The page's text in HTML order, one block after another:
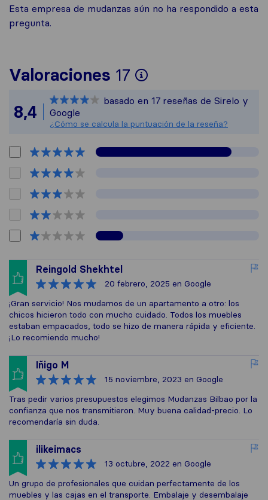
Esta empresa de mudanzas aún no ha respondido a esta
pregunta.
Valoraciones 17
Para ofrecerte
Todas las
8,4
basado en 17 reseñas de Sirelo y
Google
¿Cómo se calcula la puntuación de la reseña?
Reingold Shekhtel
20 febrero, 2025 en Google
¡Gran servicio! Nos mudamos de un apartamento a otro: los
chicos hicieron todo con mucho cuidado. Todos los muebles
estaban empacados, todo se hizo de manera rápida y eficiente.
¡Lo recomiendo mucho!
Iñigo M
15 noviembre, 2023 en Google
Tras pedir varios presupuestos elegimos Mudanzas Bilbao por la
confianza que nos transmitieron. Muy buena calidad-precio. Lo
recomendaría sin duda.
ilikeimacs
13 octubre, 2022 en Google
Un grupo de profesionales que cuidan perfectamente de los
muebles y las cajas en el transporte. Embalaje y desembalaje